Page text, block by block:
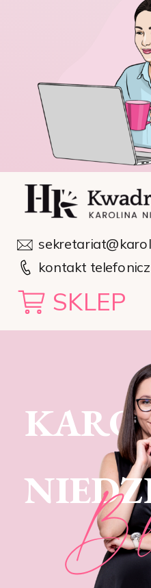
kontakt
SKLEP